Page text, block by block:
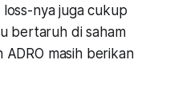
nya juga cukup
bertaruh di saham
masih berikan